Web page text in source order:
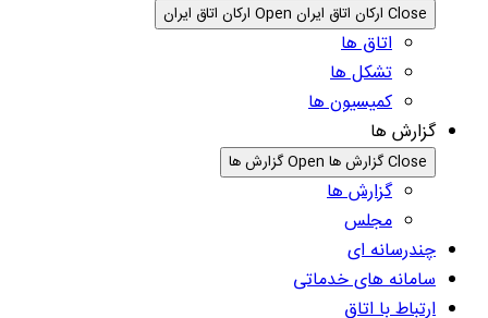
Close ارکان اتاق ایران Open ارکان اتاق ایران
اتاق ها
تشکل ها
کمیسیون ها
گزارش ها
Close گزارش ها Open گزارش ها
گزارش ها
مجلس
چندرسانه ای
سامانه های خدماتی
ارتباط با اتاق